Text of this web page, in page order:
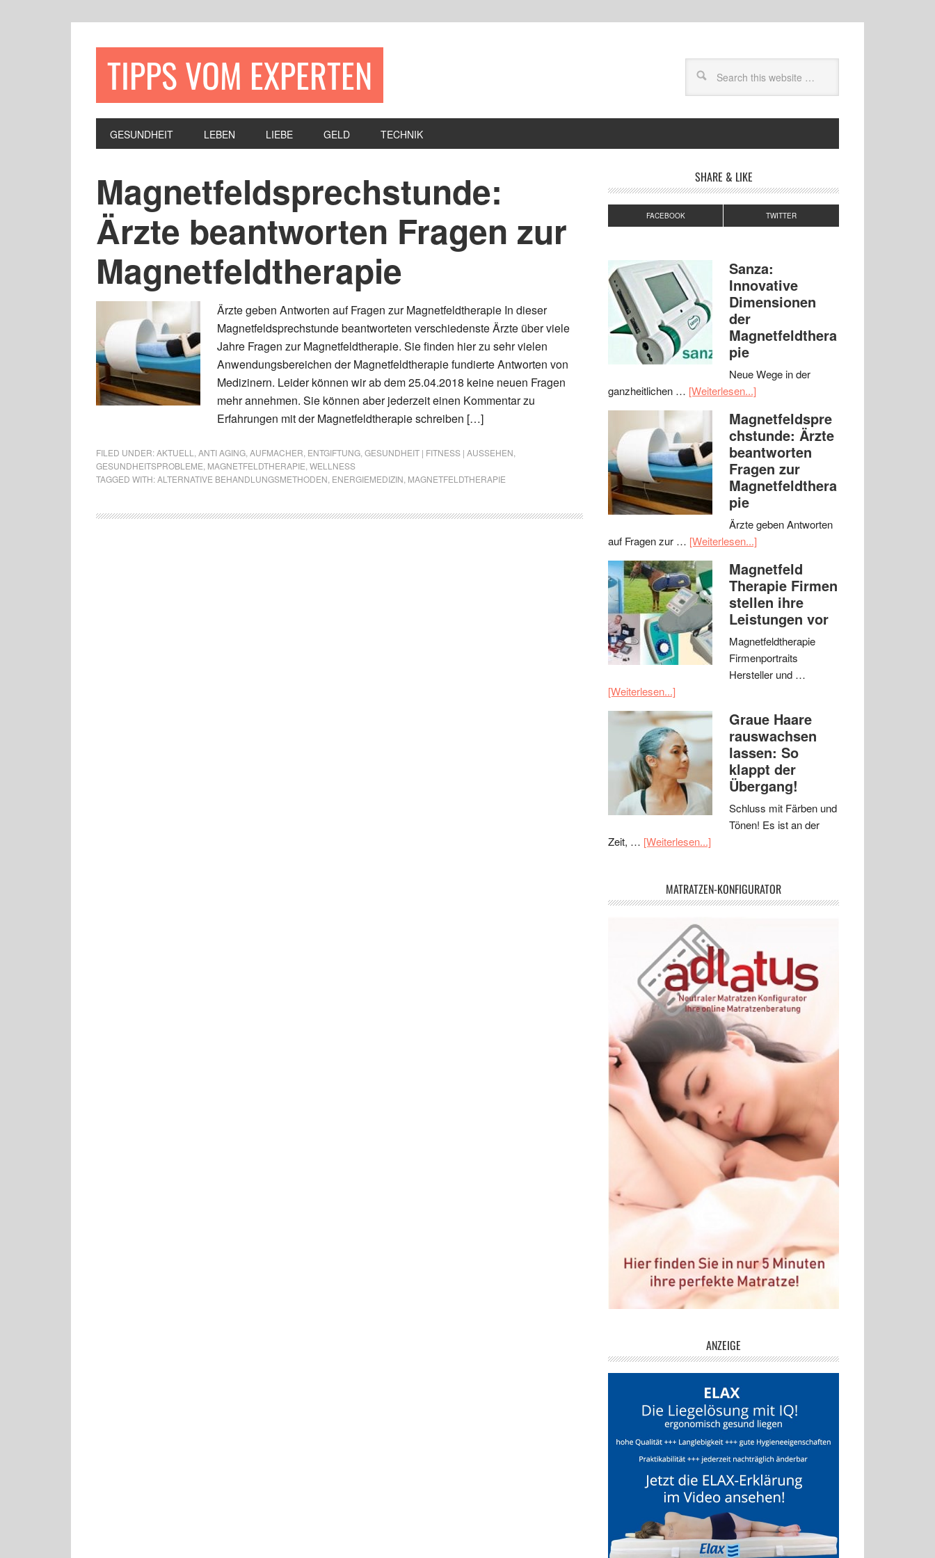
TIPPS VOM EXPERTEN
GESUNDHEIT LEBEN LIEBE GELD TECHNIK
Magnetfeldsprechstunde:
Ärzte beantworten Fragen zur
Magnetfeldtherapie
Ärzte geben Antworten auf Fragen zur Magnetfeldtherapie In dieser
Magnetfeldsprechstunde beantworteten verschiedenste Ärzte über viele
Jahre Fragen zur Magnetfeldtherapie. Sie finden hier zu sehr vielen
Anwendungsbereichen der Magnetfeldtherapie fundierte Antworten von
Medizinern. Leider können wir ab dem 25.04.2018 keine neuen Fragen
mehr annehmen. Sie können aber jederzeit einen Kommentar zu
Erfahrungen mit der Magnetfeldtherapie schreiben […]
FILED UNDER:AKTUELL ANTI AGING AUFMACHER ENTGIFTUNG GESUNDHEIT | FITNESS | AUSSEHEN
GESUNDHEITSPROBLEME MAGNETFELDTHERAPIE WELLNESS
TAGGED WITH:ALTERNATIVE BEHANDLUNGSMETHODEN ENERGIEMEDIZIN MAGNETFELDTHERAPIE
SHARE & LIKE
FACEBOOK TWITTER
Sanza:
Innovative
Dimensionen
der
Magnetfeldthera
pie
Neue Wege in der
ganzheitlichen … [Weiterlesen...]
Magnetfeldspre
chstunde: Ärzte
beantworten
Fragen zur
Magnetfeldthera
pie
Ärzte geben Antworten
auf Fragen zur … [Weiterlesen...]
Magnetfeld
Therapie Firmen
stellen ihre
Leistungen vor
Magnetfeldtherapie
Firmenportraits
Hersteller und …
[Weiterlesen...]
Graue Haare
rauswachsen
lassen: So
klappt der
Übergang!
Schluss mit Färben und
Tönen! Es ist an der
Zeit, … [Weiterlesen...]
MATRATZEN-KONFIGURATOR
ANZEIGE